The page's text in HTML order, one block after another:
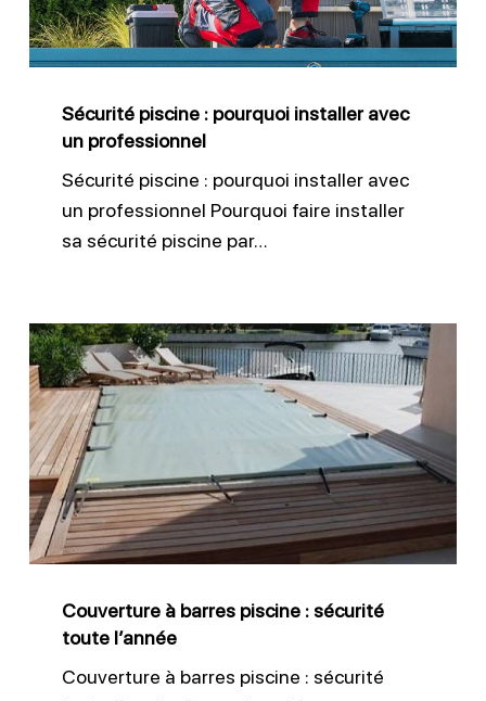
avec
un
Sécurité piscine : pourquoi installer avec
un professionnel
Sécurité piscine : pourquoi installer avec
un professionnel Pourquoi faire installer
sa sécurité piscine par…
Couverture
à
barres
piscine
:
sécurité
toute
Couverture à barres piscine : sécurité
toute l’année
Couverture à barres piscine : sécurité